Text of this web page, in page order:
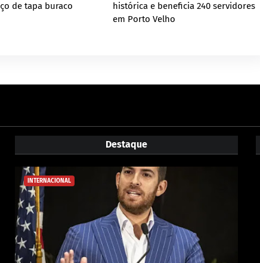
de tapa buraco
histórica e beneficia 240 servidores
em Porto Velho
Destaque
INTERNACIONAL